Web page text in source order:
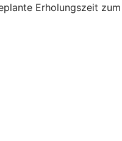
Erholungszeit zum